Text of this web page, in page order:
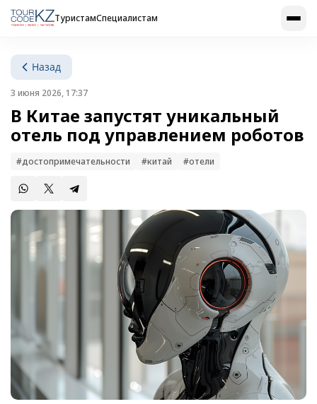
ТуристамСпециалистам
Назад
3 июня 2026, 17:37
В Китае запустят уникальный
отель под управлением роботов
#достопримечательности #китай #отели